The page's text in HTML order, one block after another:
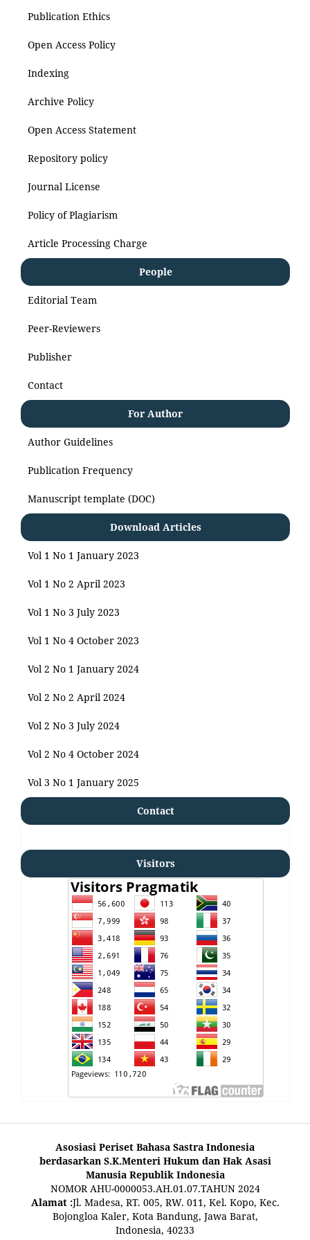
Publication Ethics
Open Access Policy
Indexing
Archive Policy
Open Access Statement
Repository policy
Journal License
Policy of Plagiarism
Article Processing Charge
People
Editorial Team
Peer-Reviewers
Publisher
Contact
For Author
Author Guidelines
Publication Frequency
Manuscript template (DOC)
Download Articles
Vol 1 No 1 January 2023
Vol 1 No 2 April 2023
Vol 1 No 3 July 2023
Vol 1 No 4 October 2023
Vol 2 No 1 January 2024
Vol 2 No 2 April 2024
Vol 2 No 3 July 2024
Vol 2 No 4 October 2024
Vol 3 No 1 January 2025
Contact
Visitors
Asosiasi Periset Bahasa Sastra Indonesia
berdasarkan S.K.Menteri Hukum dan Hak Asasi
Manusia Republik Indonesia
NOMOR AHU-0000053.AH.01.07.TAHUN 2024
Alamat :Jl. Madesa, RT. 005, RW. 011, Kel. Kopo, Kec.
Bojongloa Kaler, Kota Bandung, Jawa Barat,
Indonesia, 40233